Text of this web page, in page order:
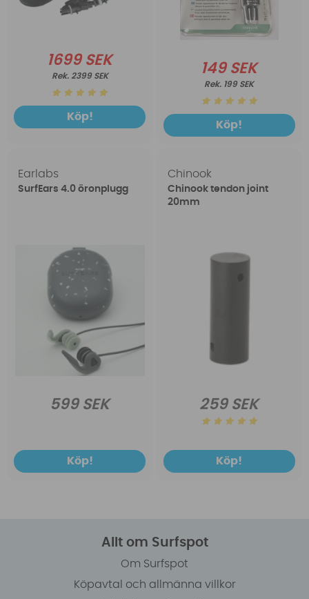
1699 SEK
2399 SEK
Köp!
149 SEK
199 SEK
Köp!
Earlabs
SurfEars 4.0 öronplugg
599 SEK
Köp!
Chinook
Chinook tendon joint
20mm
259 SEK
Köp!
Allt om Surfspot
Om Surfspot
Köpavtal och allmänna villkor